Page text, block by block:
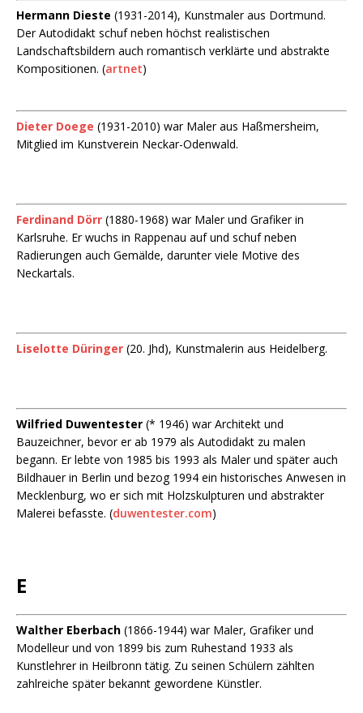
Hermann Dieste (1931-2014), Kunstmaler aus Dortmund.
Der Autodidakt schuf neben höchst realistischen
Landschaftsbildern auch romantisch verklärte und abstrakte
Kompositionen. (artnet)
Dieter Doege (1931-2010) war Maler aus Haßmersheim,
Mitglied im Kunstverein Neckar-Odenwald.
Ferdinand Dörr (1880-1968) war Maler und Grafiker in
Karlsruhe. Er wuchs in Rappenau auf und schuf neben
Radierungen auch Gemälde, darunter viele Motive des
Neckartals.
Liselotte Düringer (20. Jhd), Kunstmalerin aus Heidelberg.
Wilfried Duwentester (* 1946) war Architekt und
Bauzeichner, bevor er ab 1979 als Autodidakt zu malen
begann. Er lebte von 1985 bis 1993 als Maler und später auch
Bildhauer in Berlin und bezog 1994 ein historisches Anwesen in
Mecklenburg, wo er sich mit Holzskulpturen und abstrakter
Malerei befasste. (duwentester.com)
E
Walther Eberbach (1866-1944) war Maler, Grafiker und
Modelleur und von 1899 bis zum Ruhestand 1933 als
Kunstlehrer in Heilbronn tätig. Zu seinen Schülern zählten
zahlreiche später bekannt gewordene Künstler.